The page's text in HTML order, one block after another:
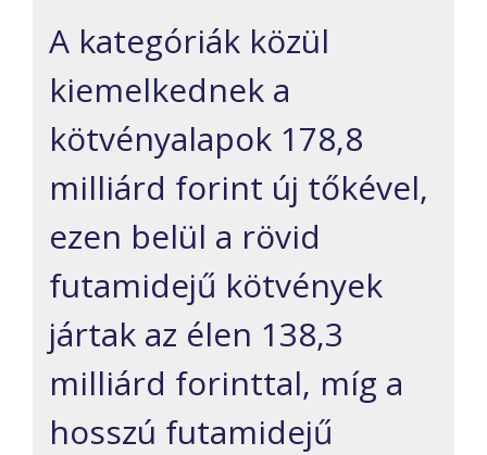
A kategóriák közül
kiemelkednek a
kötvényalapok 178,8
milliárd forint új tőkével,
ezen belül a rövid
futamidejű kötvények
jártak az élen 138,3
milliárd forinttal, míg a
hosszú futamidejű